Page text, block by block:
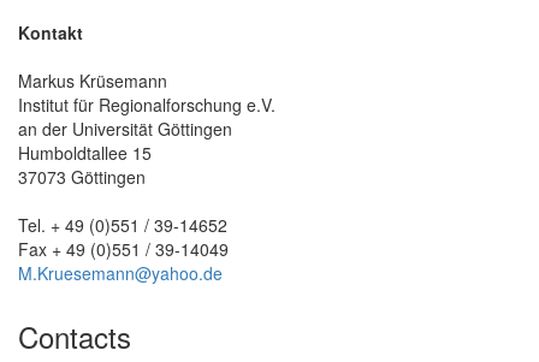
Kontakt
Markus Krüsemann
Institut für Regionalforschung e.V.
an der Universität Göttingen
Humboldtallee 15
37073 Göttingen
Tel. + 49 (0)551 / 39-14652
Fax + 49 (0)551 / 39-14049
M.Kruesemann@yahoo.de
Contacts